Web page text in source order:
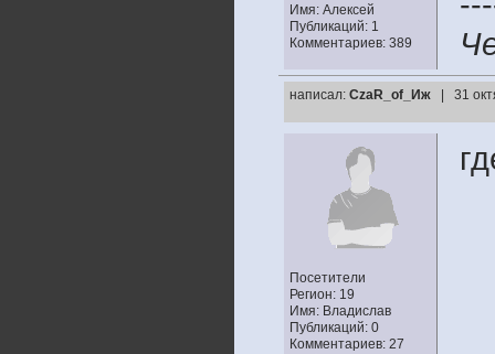
Имя: Алексей
Публикаций: 1
Комментариев: 389
написал: CzaR_of_Иж | 31
Посетители
Регион: 19
Имя: Владислав
Публикаций: 0
Комментариев: 27